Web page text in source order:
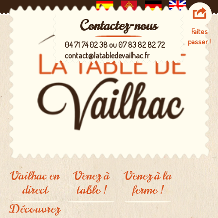
Vailhac en
direct
Venez à
table !
Venez à la
ferme !
Découvrez
Contactez-nous
04 71 74 02 38 ou 07 83 82 82 72
contact@latabledevailhac.fr
Faites
passer !